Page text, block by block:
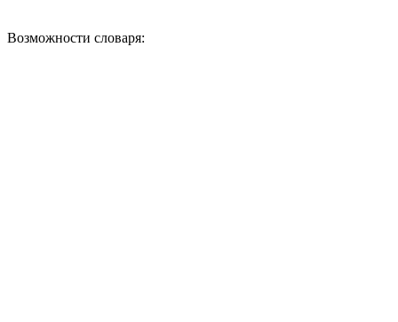
Возможности словаря: